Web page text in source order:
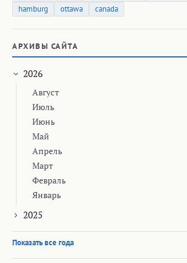
hamburg
ottawa canada
АРХИВЫ САЙТА
2026
Август
Июль
Июнь
Май
Апрель
Март
Февраль
Январь
2025
Показать все года